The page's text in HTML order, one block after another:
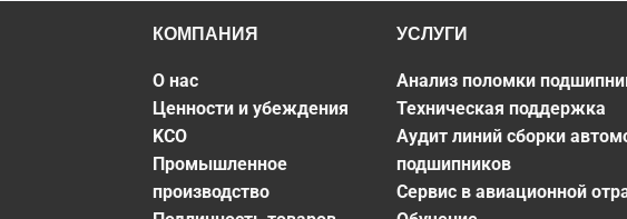
КОМПАНИЯ
О нас
Ценности и убеждения
KCO
Промышленное
производство
УСЛУГИ
Анализ поломки
Техническая поддержка
Аудит линий сборки
подшипников
Сервис в авиационной